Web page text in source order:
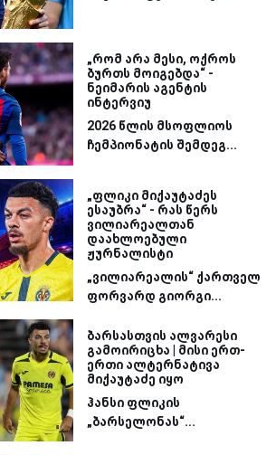
„რომ არა მესი, ოქროს
ბურთს მოიგებდა“ -
ნეიმარის აგენტის
ინტერვიუ
2026 წლის მსოფლიოს
ჩემპიონატის შემდეგ...
„ფლიკი მიქაუტაძეს
ესაუბრა“ - რას წერს
ვილიარეალთან
დაახლოებული
ჟურნალისტი
„ვილიარეალის“ ქართველ
ფორვარდ გიორგი...
ბარსასთვის ალვარესი
გამოირიცხა | მისი ერთ-
ერთი ალტერნატივა
მიქაუტაძე იყო
ჰანსი ფლიკის
„ბარსელონას“...